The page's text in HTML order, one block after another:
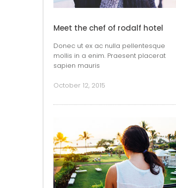
Meet the chef of rodalf hotel
Donec ut ex ac nulla pellentesque
mollis in a enim. Praesent placerat
sapien mauris
October 12, 2015